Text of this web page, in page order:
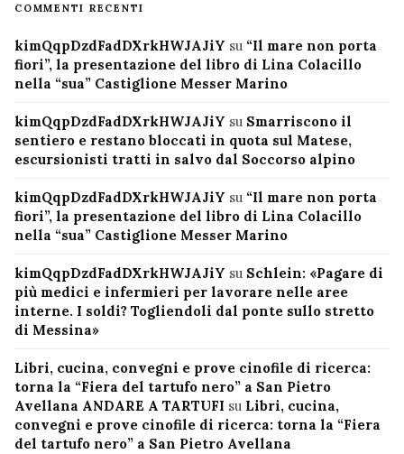
COMMENTI RECENTI
kimQqpDzdFadDXrkHWJAJiY su “Il mare non porta
fiori”, la presentazione del libro di Lina Colacillo
nella “sua” Castiglione Messer Marino
kimQqpDzdFadDXrkHWJAJiY su Smarriscono il
sentiero e restano bloccati in quota sul Matese,
escursionisti tratti in salvo dal Soccorso alpino
kimQqpDzdFadDXrkHWJAJiY su “Il mare non porta
fiori”, la presentazione del libro di Lina Colacillo
nella “sua” Castiglione Messer Marino
kimQqpDzdFadDXrkHWJAJiY su Schlein: «Pagare di
più medici e infermieri per lavorare nelle aree
interne. I soldi? Togliendoli dal ponte sullo stretto
di Messina»
Libri, cucina, convegni e prove cinofile di ricerca:
torna la “Fiera del tartufo nero” a San Pietro
Avellana ANDARE A TARTUFI su Libri, cucina,
convegni e prove cinofile di ricerca: torna la “Fiera
del tartufo nero” a San Pietro Avellana